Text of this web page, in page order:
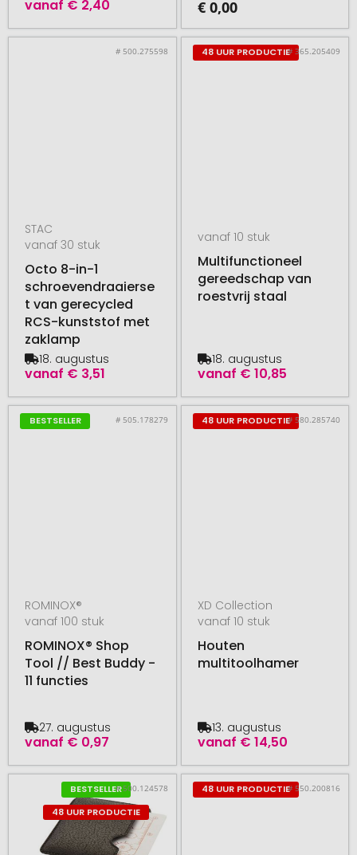
vanaf € 2,40 € 0,00
# 500.275598
STAC
vanaf 30 stuk
Octo 8-in-1
schroevendraaierse
t van gerecycled
RCS-kunststof met
zaklamp
vanaf € 3,51
18. augustus
48 UUR PRODUCTIE# 365.205409
vanaf 10 stuk
Multifunctioneel
gereedschap van
roestvrij staal
vanaf € 10,85
18. augustus
BESTSELLER # 505.178279
ROMINOX®
vanaf 100 stuk
ROMINOX® Shop
Tool // Best Buddy -
11 functies
vanaf € 0,97
27. augustus
48 UUR PRODUCTIE# 580.285740
XD Collection
vanaf 10 stuk
Houten
multitoolhamer
vanaf € 14,50
13. augustus
BESTSELLER
48 UUR PRODUCTIE
# 500.124578 48 UUR PRODUCTIE# 550.200816